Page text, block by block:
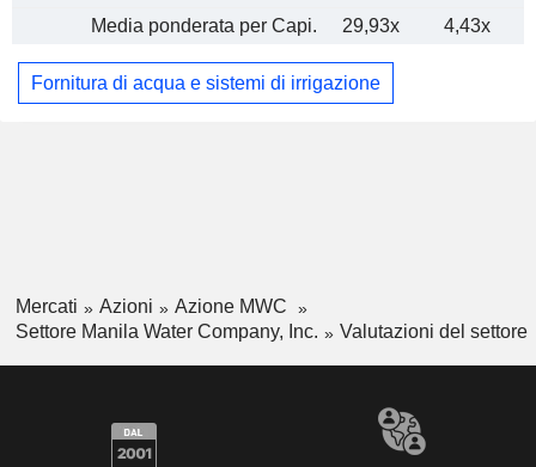
Media ponderata per Capi.
29,93x 4,43x
Fornitura di acqua e sistemi di irrigazione
Mercati Azioni
Azione MWC
Settore Manila Water Company, Inc.
Valutazioni del settore